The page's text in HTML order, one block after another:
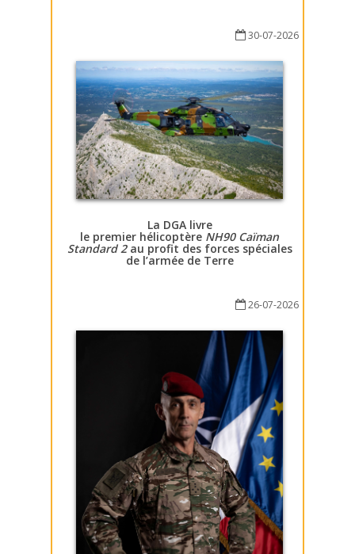
30-07-2026
La DGA livre
le premier hélicoptère NH90 Caïman
Standard 2au profit des forces spéciales
de l’armée de Terre
26-07-2026